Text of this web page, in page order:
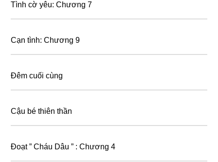
Tình cờ yêu: Chương 7
Cạn tình: Chương 9
Đêm cuối cùng
Cậu bé thiên thần
Đoạt ” Cháu Dâu ” : Chương 4